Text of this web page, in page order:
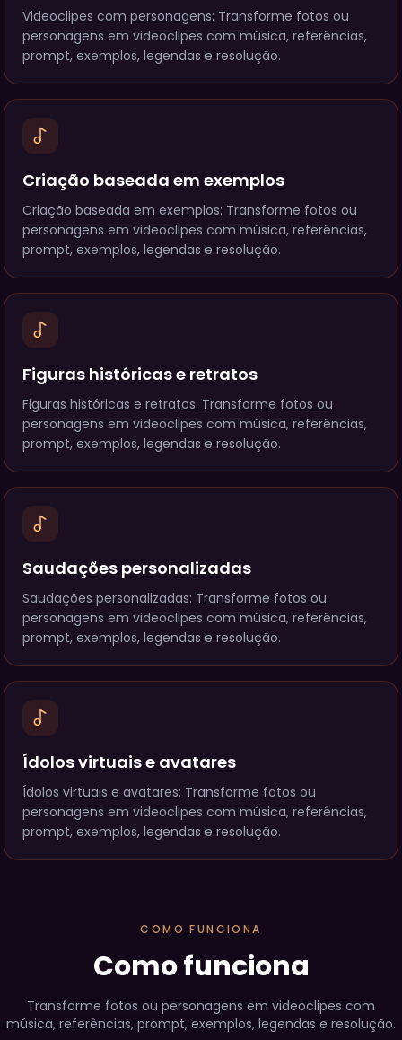
Videoclipes com personagens: Transforme fotos ou
personagens em videoclipes com música, referências,
prompt, exemplos, legendas e resolução.
Criação baseada em exemplos
Criação baseada em exemplos: Transforme fotos ou
personagens em videoclipes com música, referências,
prompt, exemplos, legendas e resolução.
Figuras históricas e retratos
Figuras históricas e retratos: Transforme fotos ou
personagens em videoclipes com música, referências,
prompt, exemplos, legendas e resolução.
Saudações personalizadas
Saudações personalizadas: Transforme fotos ou
personagens em videoclipes com música, referências,
prompt, exemplos, legendas e resolução.
Ídolos virtuais e avatares
Ídolos virtuais e avatares: Transforme fotos ou
personagens em videoclipes com música, referências,
prompt, exemplos, legendas e resolução.
COMO FUNCIONA
Como funciona
Transforme fotos ou personagens em videoclipes com
música, referências, prompt, exemplos, legendas e resolução.